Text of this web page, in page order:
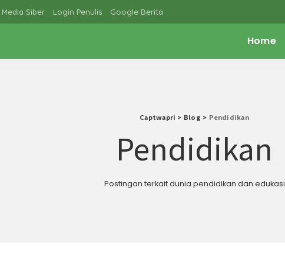
Media Siber Login Penulis Google Berita
Home
Captwapri > Blog > Pendidikan
Pendidikan
Postingan terkait dunia pendidikan dan edukasi